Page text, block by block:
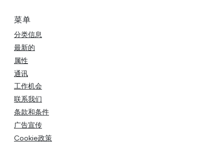
菜单
分类信息
最新的
属性
通讯
工作机会
联系我们
条款和条件
广告宣传
Cookie政策